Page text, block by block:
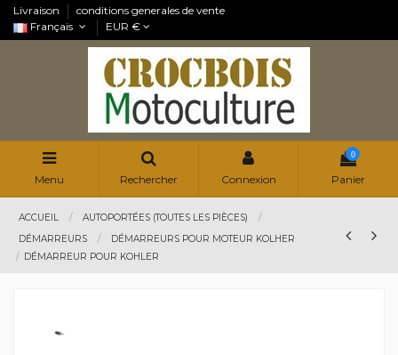
Livraison
conditions generales de vente
Français
EUR €
Menu Rechercher Connexion
0
Panier
ACCUEIL
AUTOPORTÉES (TOUTES LES PIÈCES)
DÉMARREURS
DÉMARREURS POUR MOTEUR KOLHER
DÉMARREUR POUR KOHLER